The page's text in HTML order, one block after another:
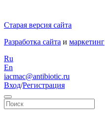
Старая версия сайта
Разработка сайта и маркетинг
Ru
En
iacmac@antibiotic.ru
Вход/Регистрация